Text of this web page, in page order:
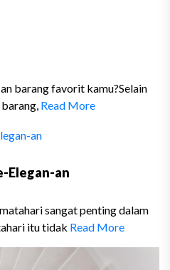
barang favorit kamu?Selain
Read More
Elegan-an
sangat penting dalam
itu tidak Read More